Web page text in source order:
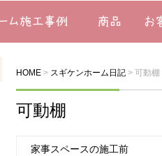
HOME > スギケンホーム日記 > 可動棚
可動棚
家事スペースの施工前